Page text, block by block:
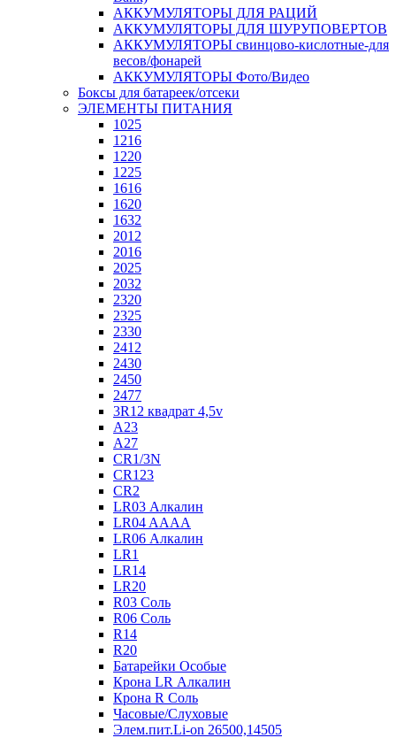
АККУМУЛЯТОРЫ ДЛЯ РАЦИЙ
АККУМУЛЯТОРЫ ДЛЯ ШУРУПОВЕРТОВ
АККУМУЛЯТОРЫ свинцово-кислотные-для
весов/фонарей
АККУМУЛЯТОРЫ Фото/Видео
Боксы для батареек/отсеки
ЭЛЕМЕНТЫ ПИТАНИЯ
1025
1216
1220
1225
1616
1620
1632
2012
2016
2025
2032
2320
2325
2330
2412
2430
2450
2477
3R12 квадрат 4,5v
A23
A27
CR1/3N
CR123
CR2
LR03 Алкалин
LR04 AAAA
LR06 Алкалин
LR1
LR14
LR20
R03 Соль
R06 Соль
R14
R20
Батарейки Особые
Крона LR Алкалин
Крона R Соль
Часовые/Слуховые
Элем.пит.Li-on 26500,14505